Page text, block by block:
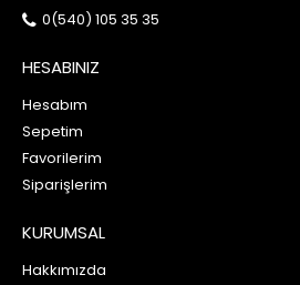
0(540) 105 35 35
HESABINIZ
Hesabım
Sepetim
Favorilerim
Siparişlerim
KURUMSAL
Hakkımızda